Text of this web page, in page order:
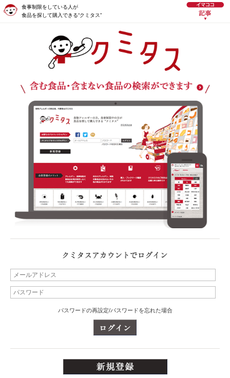
食事制限をしている人が
食品を探して購入できる“クミタス”
パスワードの再設定/パスワードを忘れた場合